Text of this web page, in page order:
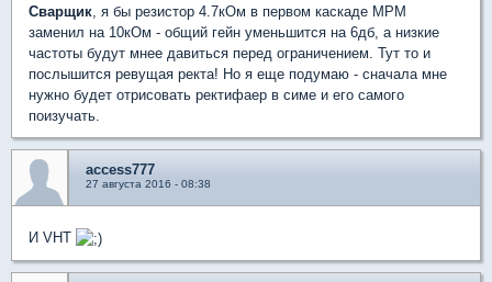
Сварщик , я бы резистор 4.7кОм в первом каскаде МРМ
заменил на 10кОм - общий гейн уменьшится на 6дб, а низкие
частоты будут мнее давиться перед ограничением. Тут то и
послышится ревущая ректа! Но я еще подумаю - сначала мне
нужно будет отрисовать ректифаер в симе и его самого
поизучать.
access777
27 августа 2016 - 08:38
И VHT